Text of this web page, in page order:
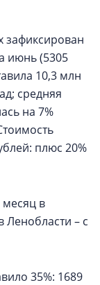
зафиксирован
июнь (5305
10,3 млн
средняя
на 7%
плюс 20%
месяц в
Ленобласти – с
35%: 1689